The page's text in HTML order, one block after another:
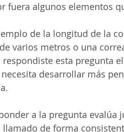
fuera algunos elementos
de la longitud de la
varios metros o una
respondiste esta pregunta
desarrollar más
a la pregunta evalúa
llamado de forma